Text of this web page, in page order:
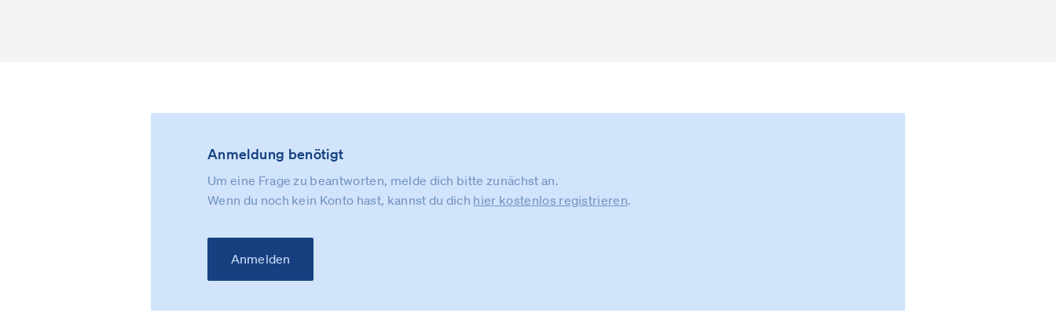
Anmeldung benötigt
Um eine Frage zu beantworten, melde dich bitte zunächst an.
Wenn du noch kein Konto hast, kannst du dich hier kostenlos registrieren.
Anmelden